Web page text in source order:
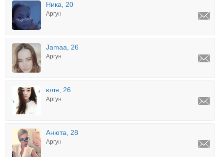
Ника, 20
Аргун
Jamaa, 26
Аргун
юля, 26
Аргун
Анюта, 28
Аргун